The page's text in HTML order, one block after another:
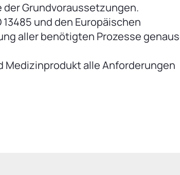
Grundvoraussetzungen.
und den Europäischen
aller benötigten Prozesse
Medizinprodukt alle Anforderungen